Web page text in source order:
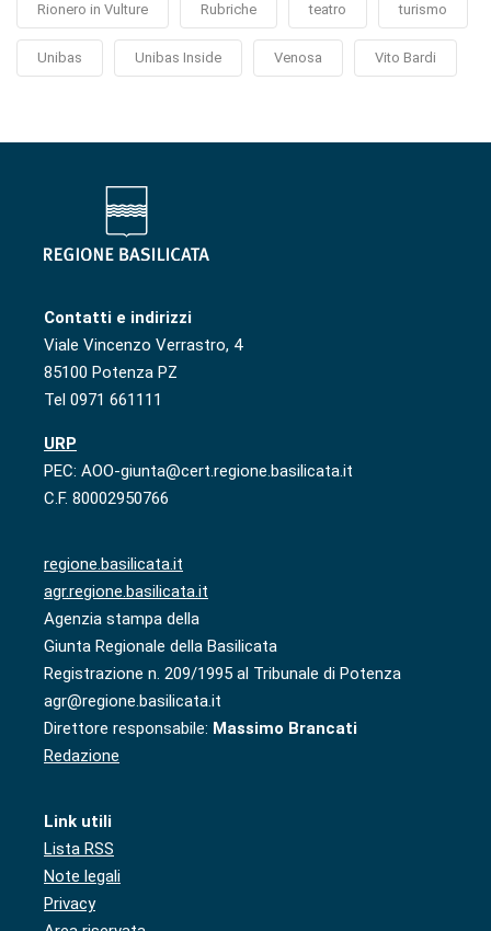
Rionero in Vulture Rubriche teatro turismo
Unibas Unibas Inside Venosa Vito Bardi
Contatti e indirizzi
Viale Vincenzo Verrastro, 4
85100 Potenza PZ
Tel 0971 661111
URP
PEC: AOO-giunta@cert.regione.basilicata.it
C.F. 80002950766
regione.basilicata.it
agr.regione.basilicata.it
Agenzia stampa della
Giunta Regionale della Basilicata
Registrazione n. 209/1995 al Tribunale di Potenza
agr@regione.basilicata.it
Direttore responsabile: Massimo Brancati
Redazione
Link utili
Lista RSS
Note legali
Privacy